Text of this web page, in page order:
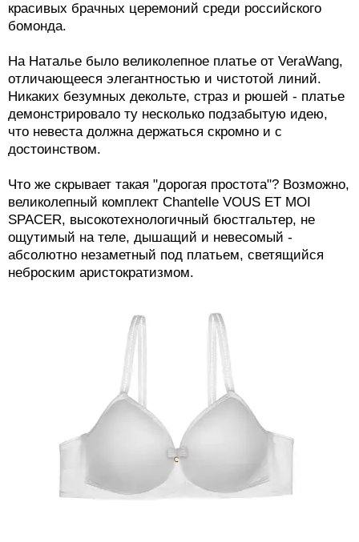
красивых брачных церемоний среди российского
бомонда.
На Наталье было великолепное платье от VeraWang,
отличающееся элегантностью и чистотой линий.
Никаких безумных декольте, страз и рюшей - платье
демонстрировало ту несколько подзабытую идею,
что невеста должна держаться скромно и с
достоинством.
Что же скрывает такая "дорогая простота"? Возможно,
великолепный комплект Chantelle VOUS ET MOI
SPACER, высокотехнологичный бюстгальтер, не
ощутимый на теле, дышащий и невесомый -
абсолютно незаметный под платьем, светящийся
неброским аристократизмом.